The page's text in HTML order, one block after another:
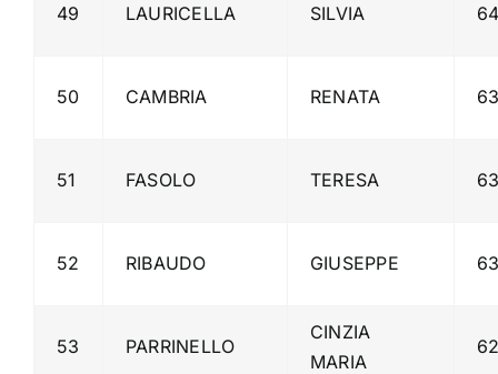
49 LAURICELLA SILVIA
50 CAMBRIA RENATA
51 FASOLO TERESA
52 RIBAUDO GIUSEPPE
53 PARRINELLO
CINZIA
MARIA